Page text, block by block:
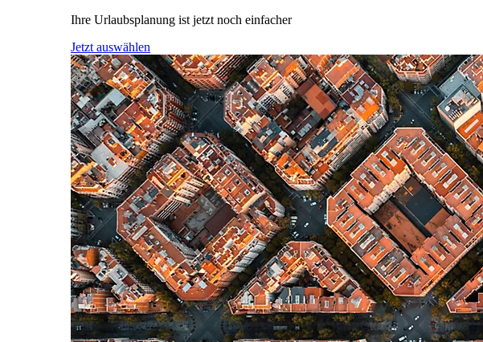
Ihre Urlaubsplanung ist jetzt noch einfacher
Jetzt auswählen